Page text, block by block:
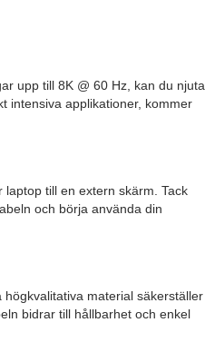
upp till 8K @ 60 Hz, kan du njuta
intensiva applikationer, kommer
till en extern skärm. Tack
och börja använda din
material säkerställer
bidrar till hållbarhet och enkel